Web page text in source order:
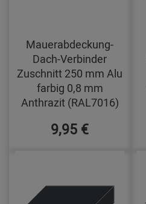
Mauerabdeckung-
Dach-Verbinder
Zuschnitt 250 mm Alu
farbig 0,8 mm
Anthrazit (RAL7016)
9,95 €